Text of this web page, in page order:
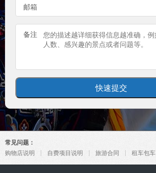
邮箱
备注
常见问题：
购物店说明
自费项目说明 旅游合同 租车包车